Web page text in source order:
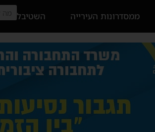
ממסדרונות העירייה השטיבל